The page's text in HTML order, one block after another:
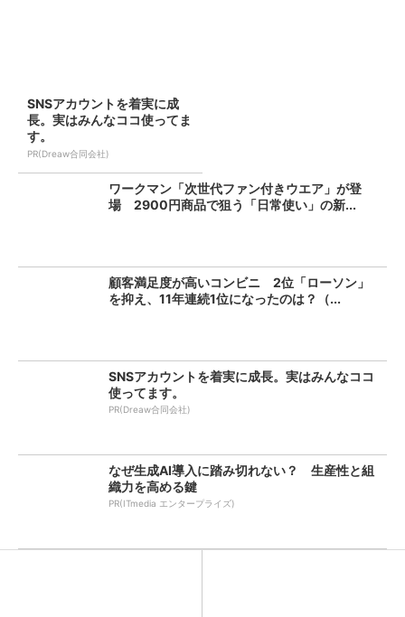
SNSアカウントを着実に成
長。実はみんなココ使ってま
す。
PR(Dreaw合同会社)
ワークマン「次世代ファン付きウエア」が登
場 2900円商品で狙う「日常使い」の新...
顧客満足度が高いコンビニ 2位「ローソン」
を抑え、11年連続1位になったのは？（...
SNSアカウントを着実に成長。実はみんなココ
使ってます。
PR(Dreaw合同会社)
なぜ生成AI導入に踏み切れない？ 生産性と組
織力を高める鍵
PR(ITmedia エンタープライズ)